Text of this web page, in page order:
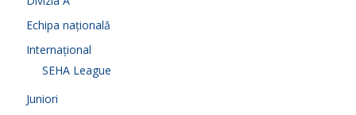
Echipa națională
Internațional
SEHA League
Juniori